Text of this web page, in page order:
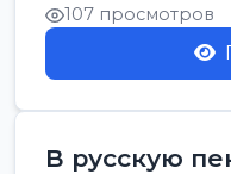
107 просмотров
В русскую